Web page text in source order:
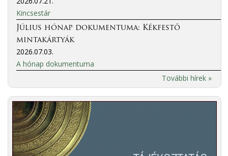
Kincsestár
Július hónap dokumentuma: Kékfestő
mintakártyák
2026.07.03.
A hónap dokumentuma
További hírek »